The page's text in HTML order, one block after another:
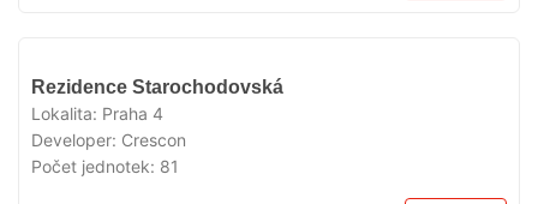
Rezidence Starochodovská
Lokalita: Praha 4
Developer: Crescon
Počet jednotek: 81